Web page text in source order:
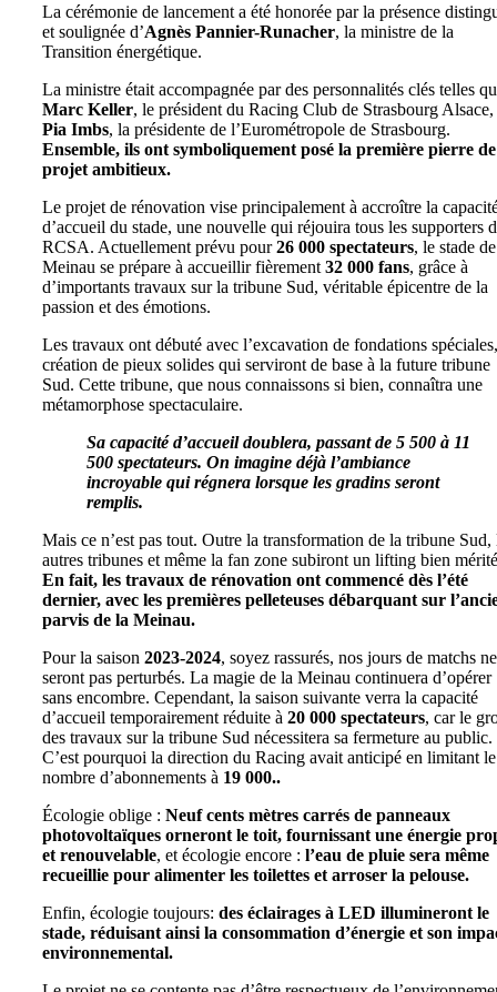
La cérémonie de lancement a été honorée par la présence
et soulignée d’Agnès Pannier-Runacher, la ministre de la
Transition énergétique.
La ministre était accompagnée par des personnalités clés telles
Marc Keller, le président du Racing Club de Strasbourg Alsace,
Pia Imbs, la présidente de l’Eurométropole de Strasbourg.
Ensemble, ils ont symboliquement posé la première pierre de
projet ambitieux.
Le projet de rénovation vise principalement à accroître la
d’accueil du stade, une nouvelle qui réjouira tous les supporters
RCSA. Actuellement prévu pour26 000 spectateurs, le stade
Meinau se prépare à accueillir fièrement 32 000 fans, grâce à
d’importants travaux sur la tribune Sud, véritable épicentre de la
passion et des émotions.
Les travaux ont débuté avec l’excavation de fondations
création de pieux solides qui serviront de base à la future tribune
Sud. Cette tribune, que nous connaissons si bien, connaîtra une
métamorphose spectaculaire.
Sa capacité d’accueil doublera, passant de 5 500 à 11
500 spectateurs. On imagine déjà l’ambiance
incroyable qui régnera lorsque les gradins seront
remplis.
Mais ce n’est pas tout. Outre la transformation de la tribune Sud,
autres tribunes et même la fan zone subiront un lifting bien
En fait, les travaux de rénovation ont commencé dès l’été
dernier, avec les premières pelleteuses débarquant sur
parvis de la Meinau.
Pour la saison 2023-2024, soyez rassurés, nos jours de matchs ne
seront pas perturbés. La magie de la Meinau continuera d’opérer
sans encombre. Cependant, la saison suivante verra la capacité
d’accueil temporairement réduite à 20 000 spectateurs, car le
des travaux sur la tribune Sud nécessitera sa fermeture au public.
C’est pourquoi la direction du Racing avait anticipé en limitant le
nombre d’abonnements à 19 000..
Écologie oblige : Neuf cents mètres carrés de panneaux
photovoltaïques orneront le toit, fournissant une énergie
et renouvelable, et écologie encore : l’eau de pluie sera même
recueillie pour alimenter les toilettes et arroser la pelouse.
Enfin, écologie toujours: des éclairages à LED illumineront le
stade, réduisant ainsi la consommation d’énergie et son
environnemental.